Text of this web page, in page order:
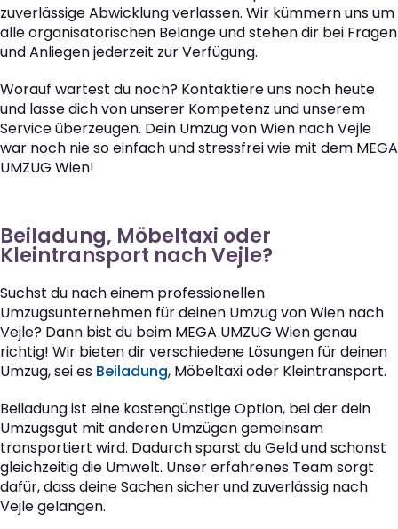
zuverlässige Abwicklung verlassen. Wir kümmern uns um
alle organisatorischen Belange und stehen dir bei Fragen
und Anliegen jederzeit zur Verfügung.
Worauf wartest du noch? Kontaktiere uns noch heute
und lasse dich von unserer Kompetenz und unserem
Service überzeugen. Dein Umzug von Wien nach Vejle
war noch nie so einfach und stressfrei wie mit dem MEGA
UMZUG Wien!
Beiladung, Möbeltaxi oder
Kleintransport nach Vejle?
Suchst du nach einem professionellen
Umzugsunternehmen für deinen Umzug von Wien nach
Vejle? Dann bist du beim MEGA UMZUG Wien genau
richtig! Wir bieten dir verschiedene Lösungen für deinen
Umzug, sei es Beiladung, Möbeltaxi oder Kleintransport.
Beiladung ist eine kostengünstige Option, bei der dein
Umzugsgut mit anderen Umzügen gemeinsam
transportiert wird. Dadurch sparst du Geld und schonst
gleichzeitig die Umwelt. Unser erfahrenes Team sorgt
dafür, dass deine Sachen sicher und zuverlässig nach
Vejle gelangen.